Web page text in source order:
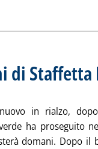
di Staffetta
in rialzo,
ha proseguito
domani. Dopo il